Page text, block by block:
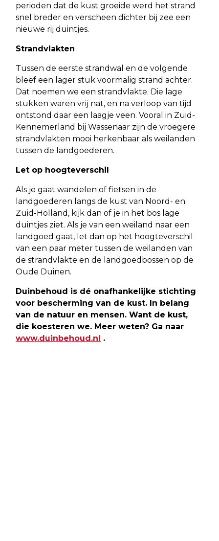
perioden dat de kust groeide werd het strand
snel breder en verscheen dichter bij zee een
nieuwe rij duintjes.
Strandvlakten
Tussen de eerste strandwal en de volgende
bleef een lager stuk voormalig strand achter.
Dat noemen we een strandvlakte. Die lage
stukken waren vrij nat, en na verloop van tijd
ontstond daar een laagje veen. Vooral in Zuid-
Kennemerland bij Wassenaar zijn de vroegere
strandvlakten mooi herkenbaar als weilanden
tussen de landgoederen.
Let op hoogteverschil
Als je gaat wandelen of fietsen in de
landgoederen langs de kust van Noord- en
Zuid-Holland, kijk dan of je in het bos lage
duintjes ziet. Als je van een weiland naar een
landgoed gaat, let dan op het hoogteverschil
van een paar meter tussen de weilanden van
de strandvlakte en de landgoedbossen op de
Oude Duinen.
Duinbehoud is dé onafhankelijke stichting
voor bescherming van de kust. In belang
van de natuur en mensen. Want de kust,
die koesteren we. Meer weten? Ga naar
www.duinbehoud.nl .